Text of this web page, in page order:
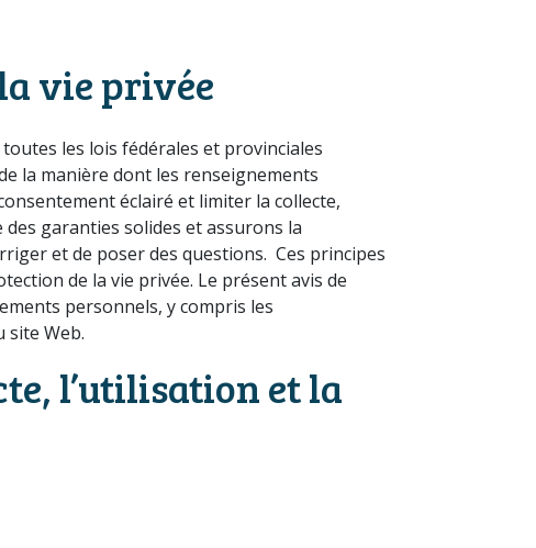
vie privée
les lois fédérales et provinciales
la manière dont les renseignements
éclairé et limiter la collecte,
garanties solides et assurons la
et de poser des questions. Ces principes
de la vie privée. Le présent avis de
personnels, y compris les
site Web.
l’utilisation et la